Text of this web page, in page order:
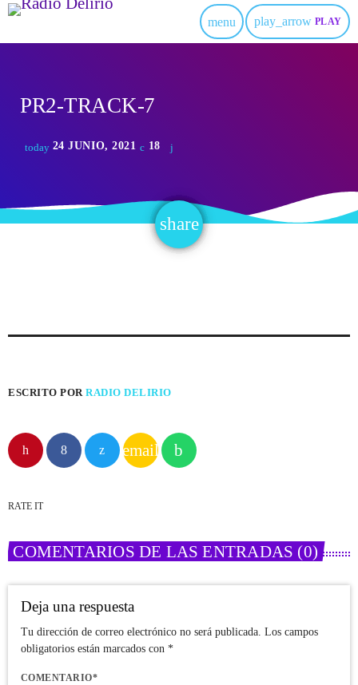
menu play_arrow PLAY
PR2-TRACK-7
today 24 JUNIO, 2021 18
share
email
ESCRITO PORRADIO DELIRIO
email
RATE IT
COMENTARIOS DE LAS ENTRADAS (0)
Deja una respuesta
Tu dirección de correo electrónico no será publicada. Los campos
obligatorios están marcados con *
COMENTARIO*